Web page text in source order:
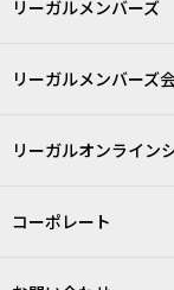
リーガルメンバーズ
リーガルメンバーズ
リーガルオンライン
コーポレート